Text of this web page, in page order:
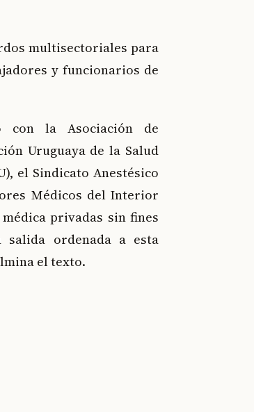
multisectoriales para
y funcionarios de
con la Asociación de
Uruguaya de la Salud
el Sindicato Anestésico
Médicos del Interior
privadas sin fines
ordenada a esta
el texto.